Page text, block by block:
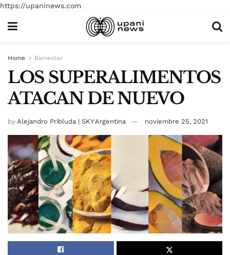
https://upaninews.com
Home Bienestar
LOS SUPERALIMENTOS
ATACAN DE NUEVO
by Alejandro Pribluda | SKY Argentina noviembre 25, 2021